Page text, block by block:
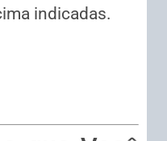
indicadas.